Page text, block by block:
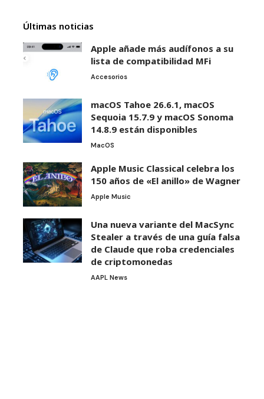
Últimas noticias
Apple añade más audífonos a su
lista de compatibilidad MFi
Accesorios
macOS Tahoe 26.6.1, macOS
Sequoia 15.7.9 y macOS Sonoma
14.8.9 están disponibles
MacOS
Apple Music Classical celebra los
150 años de «El anillo» de Wagner
Apple Music
Una nueva variante del MacSync
Stealer a través de una guía falsa
de Claude que roba credenciales
de criptomonedas
AAPL News